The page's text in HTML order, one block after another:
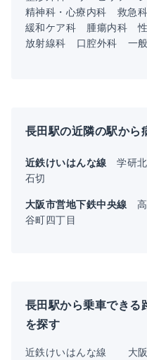
精神科・心療内科
救急科
緩和ケア科
腫瘍内科
放射線科
口腔外科 一
長田駅の近隣の駅から
近鉄けいはんな線 学研
石切
大阪市営地下鉄中央線
谷町四丁目
長田駅から乗車できる
を探す
近鉄けいはんな線 大